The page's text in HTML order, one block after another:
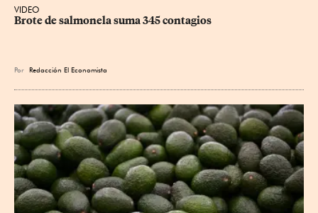
VIDEO
Brote de salmonela suma 345 contagios
Por Redacción El Economista